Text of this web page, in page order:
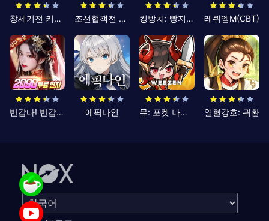
창세기전 키우기 조선협객전 클래식 킹방치: 빵지의 제왕 레퀴엠M(CBT)
반갑다! 반갑삼국지 에픽나인 뮤: 포켓 나이츠 열혈강호: 귀환